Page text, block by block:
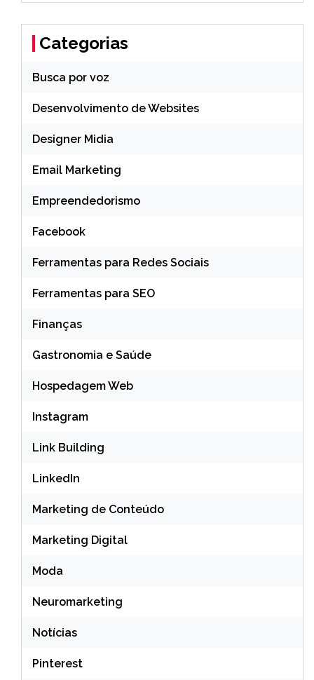
Categorias
Busca por voz
Desenvolvimento de Websites
Designer Midia
Email Marketing
Empreendedorismo
Facebook
Ferramentas para Redes Sociais
Ferramentas para SEO
Finanças
Gastronomia e Saúde
Hospedagem Web
Instagram
Link Building
LinkedIn
Marketing de Conteúdo
Marketing Digital
Moda
Neuromarketing
Notícias
Pinterest